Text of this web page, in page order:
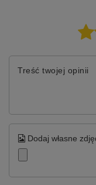
Treść twojej opinii
Dodaj własne